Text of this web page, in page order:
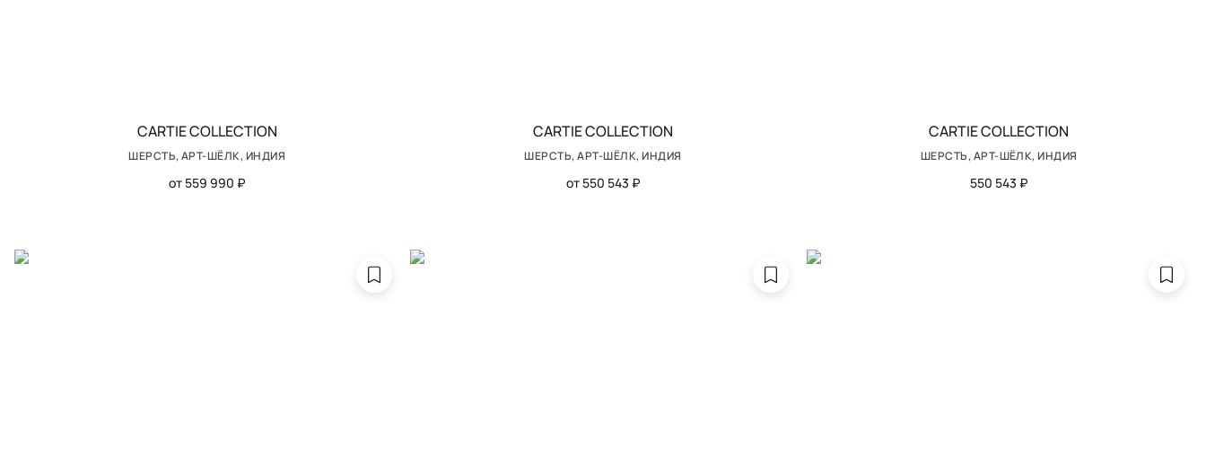
CARTIE COLLECTION
ШЕРСТЬ, АРТ-ШЁЛК, ИНДИЯ
от 559 990 ₽
CARTIE COLLECTION
ШЕРСТЬ, АРТ-ШЁЛК, ИНДИЯ
от 550 543 ₽
CARTIE COLLECTION
ШЕРСТЬ, АРТ-ШЁЛК, ИНДИЯ
550 543 ₽